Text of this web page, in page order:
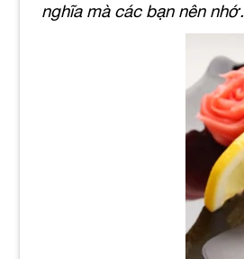
nghĩa mà các bạn nên nhớ.